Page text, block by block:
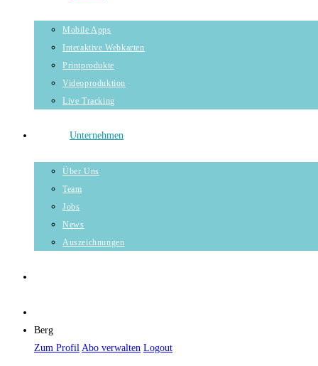
Mobile Apps
Interaktive Webkarten
Printprodukte
Videoproduktion
Live Tracking
Unternehmen
Über Uns
Team
Jobs
News
Auszeichnungen
Berg
Zum Profil Abo verwalten Logout